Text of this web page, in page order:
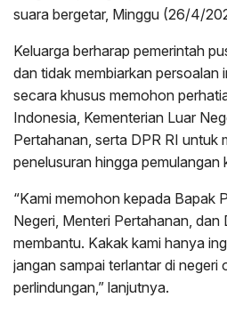
suara bergetar, Minggu (26/4/
Keluarga berharap pemerintah
dan tidak membiarkan persoalan
secara khusus memohon
Indonesia, Kementerian Luar
Pertahanan, serta DPR RI untuk
penelusuran hingga pemulangan
“Kami memohon kepada Bapak
Negeri, Menteri Pertahanan, dan
membantu. Kakak kami hanya
jangan sampai terlantar di negeri
perlindungan,” lanjutnya.